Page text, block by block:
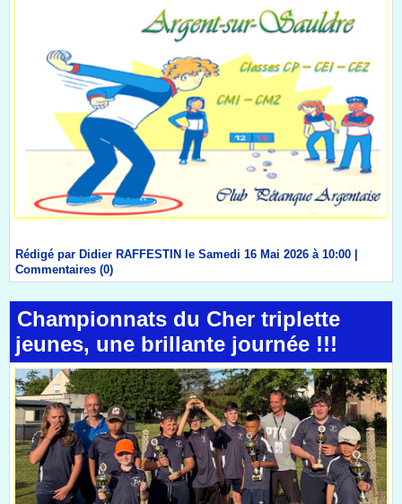
Rédigé par Didier RAFFESTIN le Samedi 16 Mai 2026 à 10:00 |
Commentaires (0)
Championnats du Cher triplette
jeunes, une brillante journée !!!